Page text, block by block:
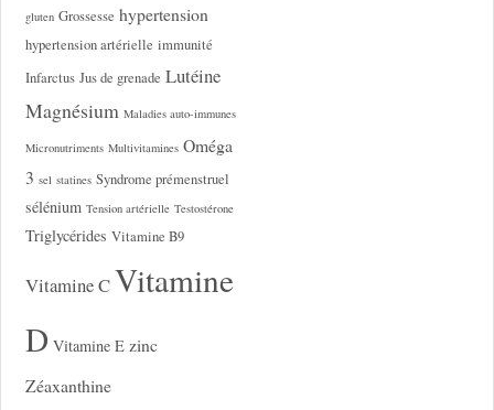
gluten Grossesse hypertension
hypertension artérielle immunité
Infarctus Jus de grenade Lutéine
Magnésium Maladies auto-immunes
Micronutriments Multivitamines Oméga
3 sel statines Syndrome prémenstruel
sélénium Tension artérielle Testostérone
Triglycérides Vitamine B9
Vitamine CVitamine
D Vitamine E zinc
Zéaxanthine